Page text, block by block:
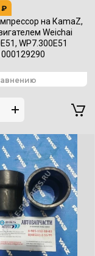
₽
на КаmаZ,
Weichai
WP7.300E51